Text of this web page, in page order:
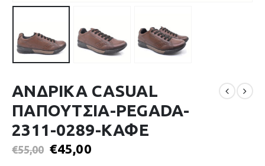
ΑΝΔΡΙΚΑ CASUAL
ΠΑΠΟΥΤΣΙΑ-PEGADA-
2311-0289-ΚΑΦΕ
€55,00 €45,00